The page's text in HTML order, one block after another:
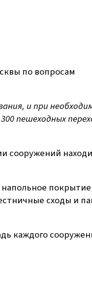
по вопросам
и при
пешеходных
сооружений
сходы и
каждого